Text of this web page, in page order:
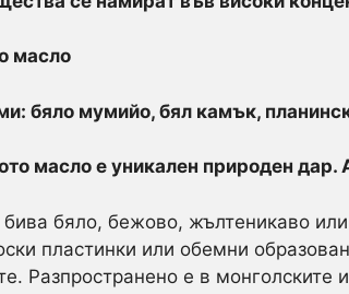
масло
бяло мумийо, бял камък,
масло е уникален природен дар.
бяло, бежово, жълтеникаво
пластинки или обемни
Разпространено е в монголските